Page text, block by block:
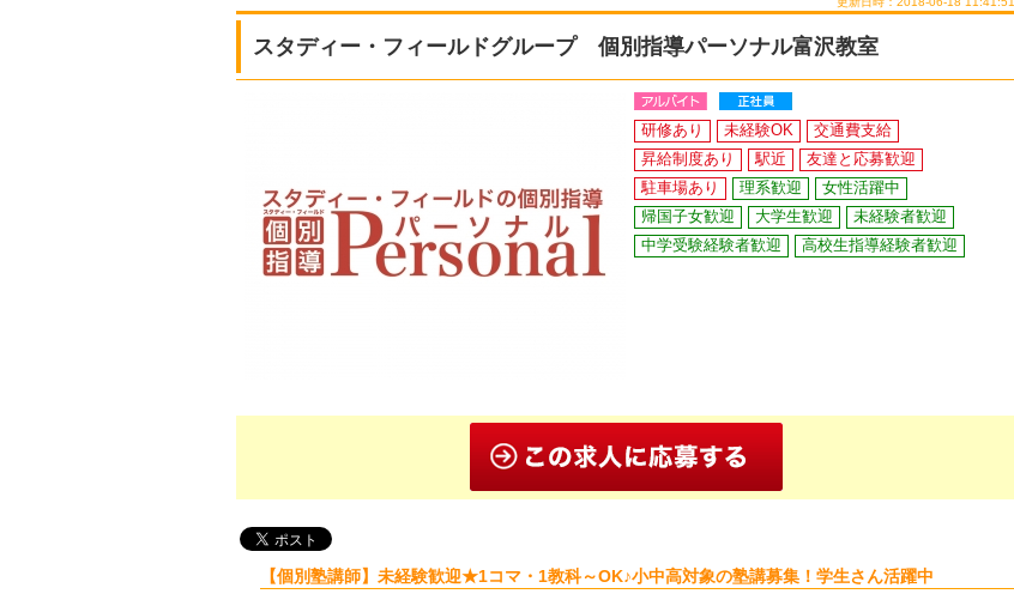
スタディー・フィールドグループ 個別指導パーソナル富沢教室
研修あり 未経験OK
交通費支給
昇給制度あり
駅近
友達と応募歓迎
駐車場あり
理系歓迎
女性活躍中
帰国子女歓迎
大学生歓迎
未経験者歓迎
中学受験経験者歓迎
高校生指導経験者歓迎
【個別塾講師】未経験歓迎★1コマ・1教科～OK♪小中高対象の塾講募集！学生さん活躍中